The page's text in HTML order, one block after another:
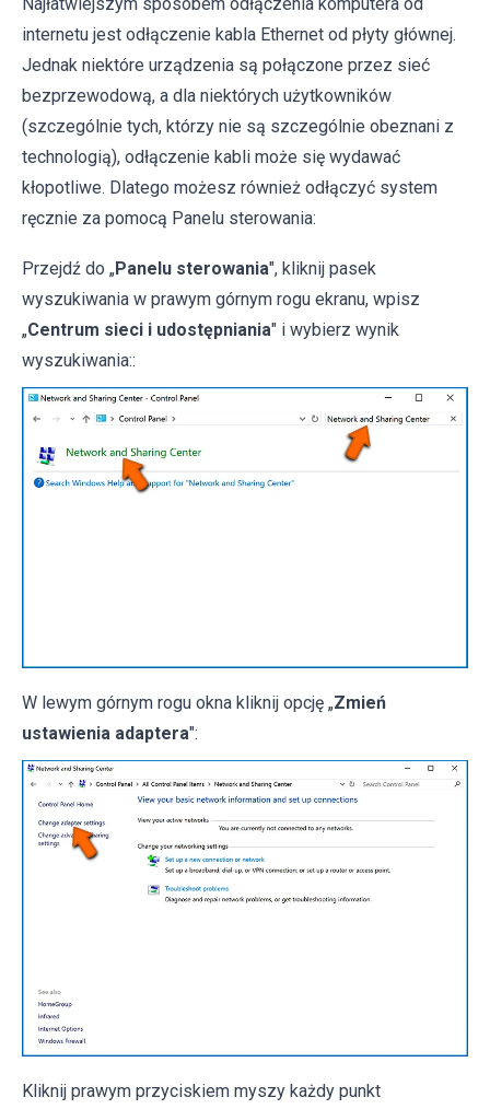
internetu jest odłączenie kabla Ethernet od płyty głównej.
Jednak niektóre urządzenia są połączone przez sieć
bezprzewodową, a dla niektórych użytkowników
(szczególnie tych, którzy nie są szczególnie obeznani z
technologią), odłączenie kabli może się wydawać
kłopotliwe. Dlatego możesz również odłączyć system
ręcznie za pomocą Panelu sterowania:
Przejdź do „Panelu sterowania", kliknij pasek
wyszukiwania w prawym górnym rogu ekranu, wpisz
„Centrum sieci i udostępniania" i wybierz wynik
wyszukiwania::
W lewym górnym rogu okna kliknij opcję „Zmień
ustawienia adaptera":
Kliknij prawym przyciskiem myszy każdy punkt